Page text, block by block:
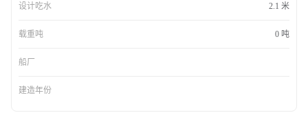
设计吃水 2.1 米
载重吨 0 吨
船厂
建造年份